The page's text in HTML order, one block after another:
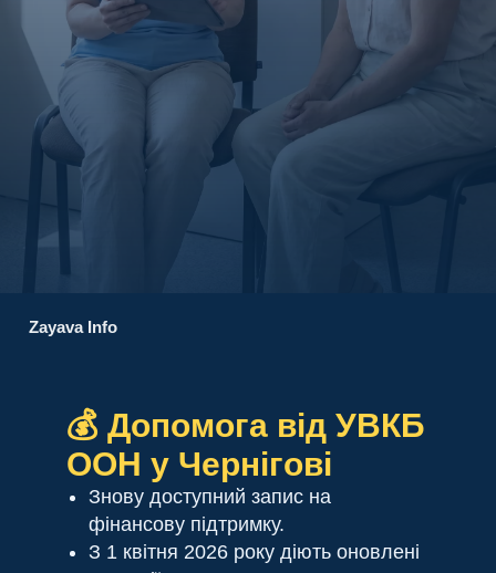
Zayava Info
💰 Допомога від УВКБ
ООН у Чернігові
Знову доступний запис на
фінансову підтримку.
З 1 квітня 2026 року діють оновлені